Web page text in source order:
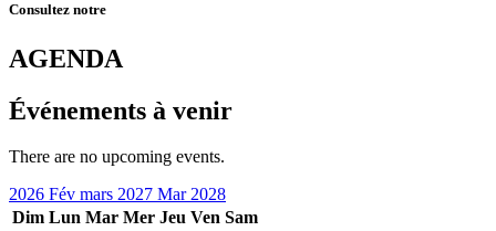
Consultez notre
AGENDA
Événements à venir
There are no upcoming events.
2026 Fév mars 2027 Mar2028
Dim Lun Mar Mer Jeu Ven Sam